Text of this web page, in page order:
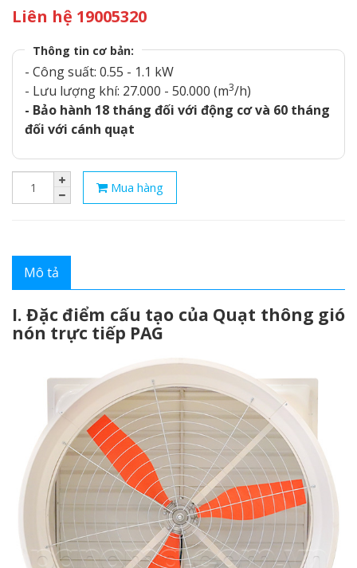
Liên hệ 19005320
Thông tin cơ bản:
- Công suất: 0.55 - 1.1 kW
- Lưu lượng khí: 27.000 - 50.000 (m3/h)
- Bảo hành 18 tháng đối với động cơ và 60 tháng
đối với cánh quạt
Mua hàng
Mô tả
I. Đặc điểm cấu tạo của Quạt thông gió
nón trực tiếp PAG